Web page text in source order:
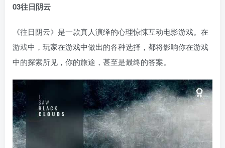
03往日阴云
《往日阴云》是一款真人演绎的心理惊悚互动电影游戏。在
游戏中，玩家在游戏中做出的各种选择，都将影响你在游戏
中的探索所见，你的旅途，甚至是最终的答案。